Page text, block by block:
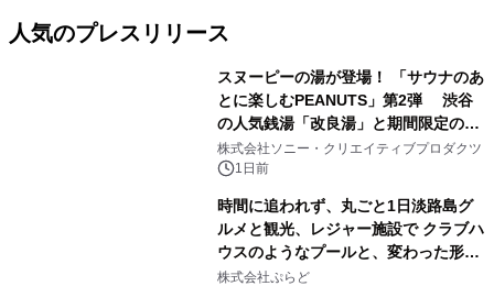
人気のプレスリリース
スヌーピーの湯が登場！ 「サウナのあ
とに楽しむPEANUTS」第2弾 渋谷
の人気銭湯「改良湯」と期間限定のコ
ラボレーション サウナイキタイコラ
ボグッズも発売決定！
株式会社ソニー・クリエイティブプロダクツ
1日前
時間に追われず、丸ごと1日淡路島グ
ルメと観光、レジャー施設で クラブハ
ウスのようなプールと、変わった形の
サウナも 「THE BOXY AWAJI」のお
株式会社ぷらど